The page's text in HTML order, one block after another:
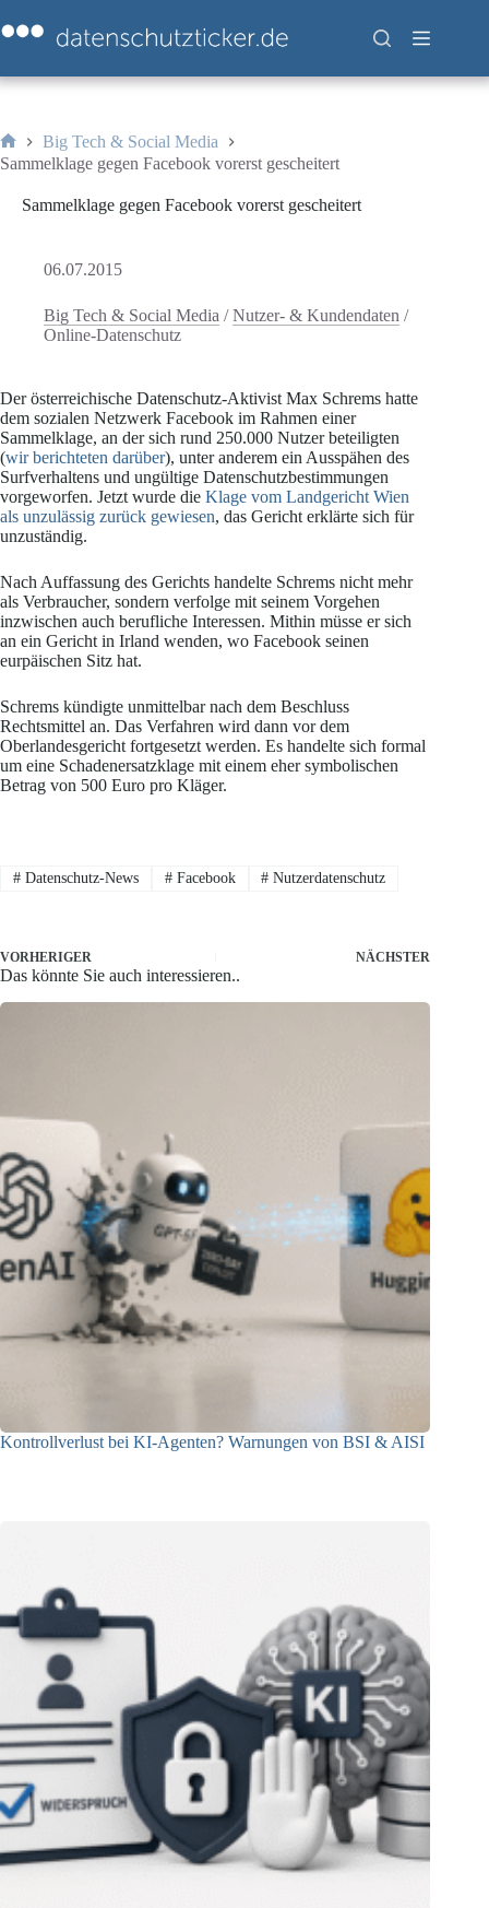
Inhalt
springen
Start
Big Tech & Social Media
Sammelklage gegen Facebook vorerst gescheitert
Sammelklage gegen Facebook vorerst gescheitert
06.07.2015
Big Tech & Social Media /Nutzer- & Kundendaten /
Online-Datenschutz
Der österreichische Datenschutz-Aktivist Max Schrems hatte
dem sozialen Netzwerk Facebook im Rahmen einer
Sammelklage, an der sich rund 250.000 Nutzer beteiligten
(wir berichteten darüber), unter anderem ein Ausspähen des
Surfverhaltens und ungültige Datenschutzbestimmungen
vorgeworfen. Jetzt wurde die Klage vom Landgericht Wien
als unzulässig zurück gewiesen, das Gericht erklärte sich für
unzuständig.
Nach Auffassung des Gerichts handelte Schrems nicht mehr
als Verbraucher, sondern verfolge mit seinem Vorgehen
inzwischen auch berufliche Interessen. Mithin müsse er sich
an ein Gericht in Irland wenden, wo Facebook seinen
eurpäischen Sitz hat.
Schrems kündigte unmittelbar nach dem Beschluss
Rechtsmittel an. Das Verfahren wird dann vor dem
Oberlandesgericht fortgesetzt werden. Es handelte sich formal
um eine Schadenersatzklage mit einem eher symbolischen
Betrag von 500 Euro pro Kläger.
#Datenschutz-News #Facebook # Nutzerdatenschutz
VORHERIGER NÄCHSTER
Das könnte Sie auch interessieren..
Kontrollverlust bei KI-Agenten? Warnungen von BSI & AISI